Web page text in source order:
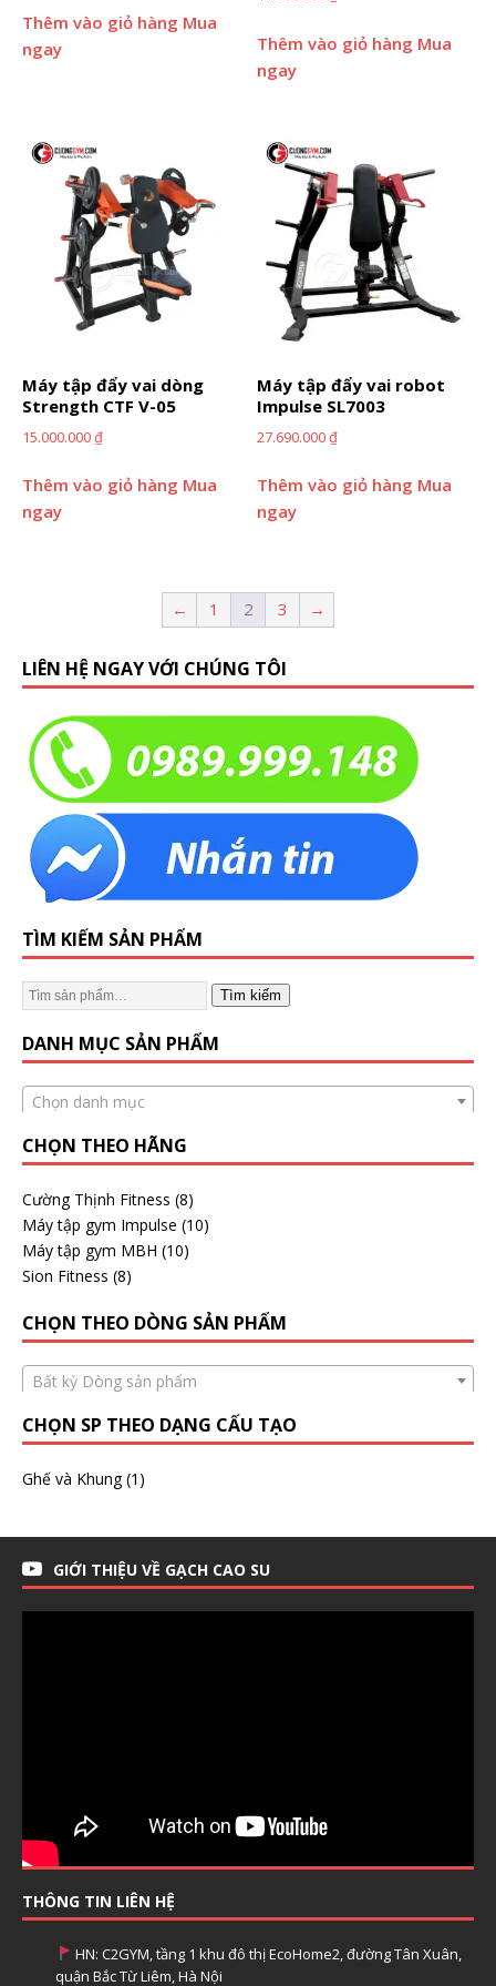
Thêm vào giỏ hàng Mua
ngay
Thêm vào giỏ hàng Mua
ngay
Máy tập đẩy vai dòng
Strength CTF V-05
15.000.000₫
Thêm vào giỏ hàng Mua
ngay
Máy tập đẩy vai robot
Impulse SL7003
27.690.000₫
Thêm vào giỏ hàng Mua
ngay
← 1 2 3 →
LIÊN HỆ NGAY VỚI CHÚNG TÔI
TÌM KIẾM SẢN PHẨM
Tìm kiếm
DANH MỤC SẢN PHẨM
Chọn danh mục
CHỌN THEO HÃNG
Cường Thịnh Fitness (8)
Máy tập gym Impulse (10)
Máy tập gym MBH (10)
Sion Fitness (8)
CHỌN THEO DÒNG SẢN PHẨM
Bất kỳ Dòng sản phẩm
CHỌN SP THEO DẠNG CẤU TẠO
Ghế và Khung (1)
GIỚI THIỆU VỀ GẠCH CAO SU
THÔNG TIN LIÊN HỆ
HN: C2GYM, tầng 1 khu đô thị EcoHome2, đường Tân Xuân,
quận Bắc Từ Liêm, Hà Nội